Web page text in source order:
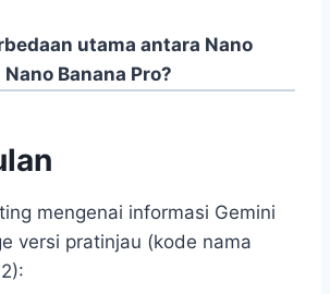
utama antara Nano
Banana Pro?
mengenai informasi Gemini
versi pratinjau (kode nama